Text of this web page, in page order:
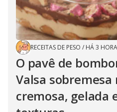
RECEITAS DE PESO / HÁ 3
O pavê de
Valsa sobremesa
cremosa, gelada